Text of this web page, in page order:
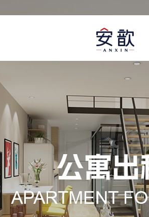
职位申请